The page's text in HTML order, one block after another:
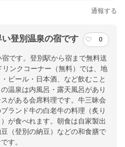
通報する
登別温泉の宿です 0
です。登別駅から宿まで無料送
ンクコーナー（無料）では、地
ビール・日本酒、など飲むこと
温泉は内風呂・露天風呂があり
がある会席料理です。牛三昧会
ランド牛の白老牛の料理（炙り
が食べれます。朝食は自家製出
（登別の納豆）などの和食膳で
す。